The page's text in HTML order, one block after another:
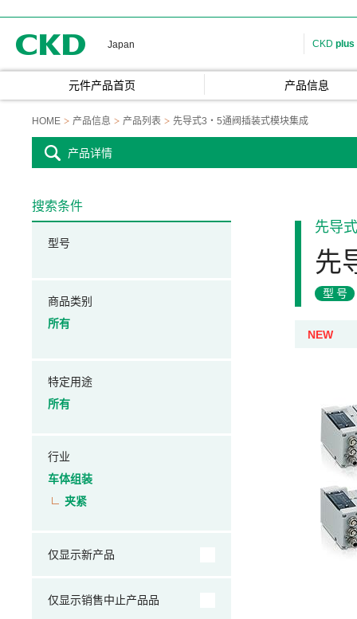
Japan CKD plus
元件产品首页 产品信息
HOME 产品信息 产品列表 先导式3・5通阀插装式模块集成
产品详情
先导
先
型号
NEW
搜索条件
型号
商品类别
所有
特定用途
所有
行业
车体组装
夹紧
仅显示新产品
仅显示销售中止产品品